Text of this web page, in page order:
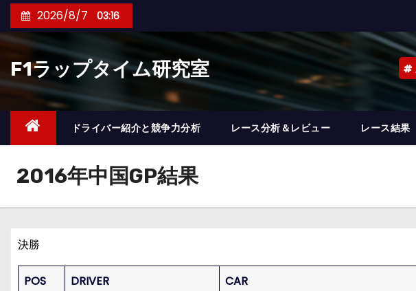
ン
ツ
キ
2026/8/7 03:16
F1ラップタイム研究室
ドライバー紹介と競争力分析 レース分析＆レビュー レース結果
2016年中国GP結果
決勝
POS DRIVER CAR